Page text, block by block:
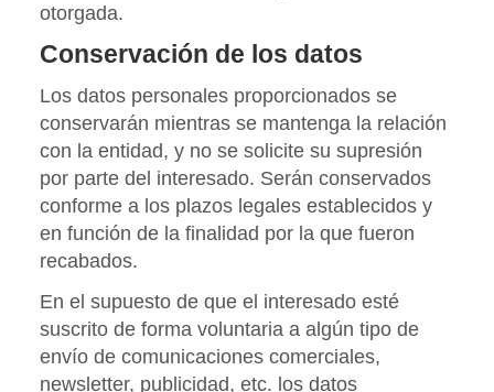
otorgada.
Conservación de los datos
Los datos personales proporcionados se
conservarán mientras se mantenga la relación
con la entidad, y no se solicite su supresión
por parte del interesado. Serán conservados
conforme a los plazos legales establecidos y
en función de la finalidad por la que fueron
recabados.
En el supuesto de que el interesado esté
suscrito de forma voluntaria a algún tipo de
envío de comunicaciones comerciales,
newsletter, publicidad, etc. los datos